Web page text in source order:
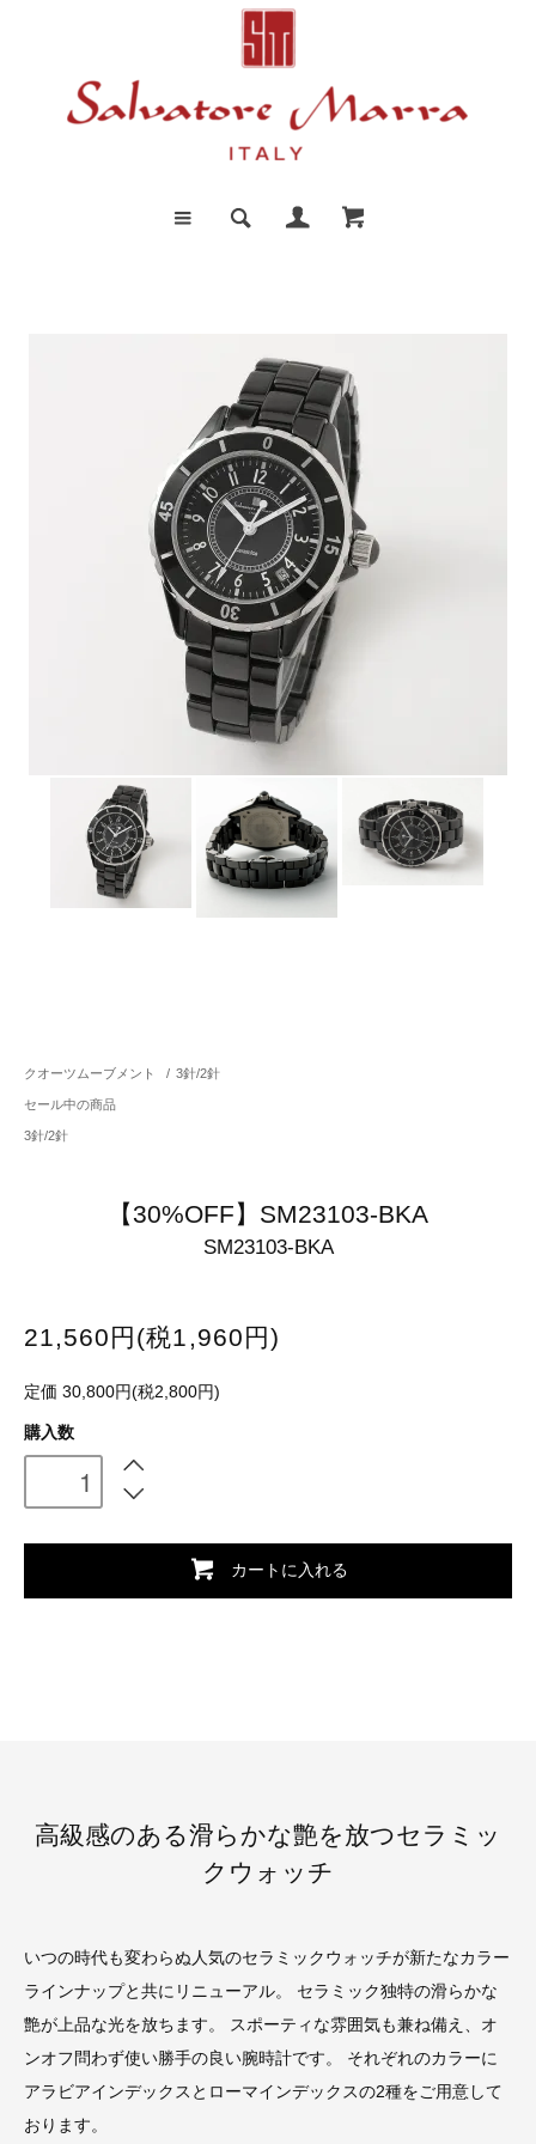
クオーツムーブメント / 3針/2針
セール中の商品
3針/2針
【30%OFF】SM23103-BKA
SM23103-BKA
21,560円(税1,960円)
定価 30,800円(税2,800円)
購入数
カートに入れる
高級感のある滑らかな艶を放つセラミッ
クウォッチ
いつの時代も変わらぬ人気のセラミックウォッチが新たなカラー
ラインナップと共にリニューアル。 セラミック独特の滑らかな
艶が上品な光を放ちます。 スポーティな雰囲気も兼ね備え、オ
ンオフ問わず使い勝手の良い腕時計です。 それぞれのカラーに
アラビアインデックスとローマインデックスの2種をご用意して
おります。